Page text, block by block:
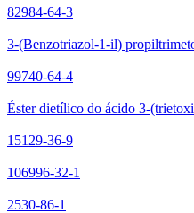
82984-64-3
3-(Benzotriazol-1-il)
99740-64-4
Éster dietílico do ácido 3-
15129-36-9
106996-32-1
2530-86-1